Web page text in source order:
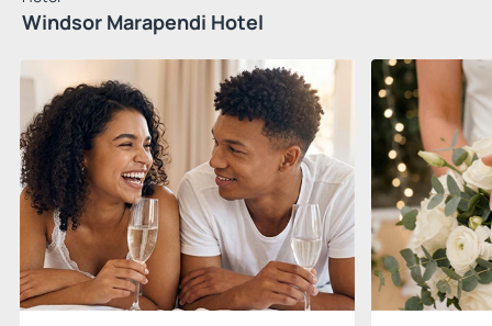
Windsor Marapendi Hotel